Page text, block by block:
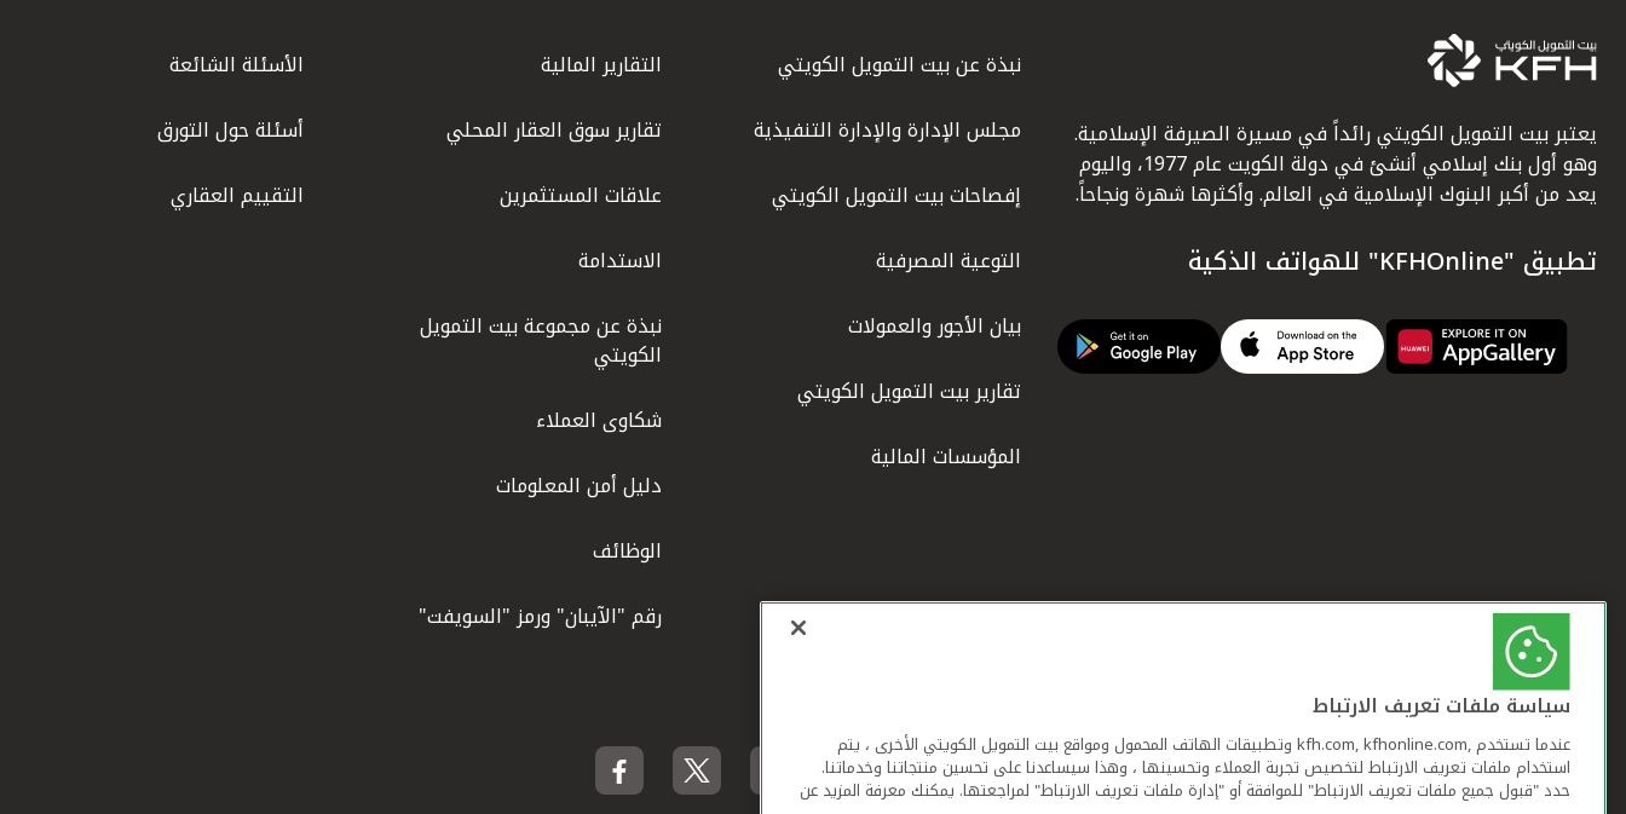
يعتبر بيت التمويل الكويتي رائداً في مسيرة الصيرفة الإسلامية.
وهو أول بنك إسلامي أنشئ في دولة الكويت عام 1977، واليوم
يعد من أكبر البنوك الإسلامية في العالم. وأكثرها شهرة ونجاحاً.
تطبيق "KFHOnline" للهواتف الذكية
نبذة عن بيت التمويل الكويتي
مجلس الإدارة والإدارة التنفيذية
إفصاحات بيت التمويل الكويتي
التوعية المصرفية
بيان الأجور والعمولات
تقارير بيت التمويل الكويتي
المؤسسات المالية
التقارير المالية
تقارير سوق العقار المحلي
علاقات المستثمرين
الاستدامة
نبذة عن مجموعة بيت التمويل
الكويتي
شكاوى العملاء
دليل أمن المعلومات
الوظائف
رقم "الآيبان" ورمز "السويفت"
الأسئلة الشائعة
أسئلة حول التورق
التقييم العقاري
سياسة ملفات تعريف الارتباط
عندما تستخدم ,kfh.com, kfhonline.com وتطبيقات الهاتف المحمول ومواقع بيت التمويل الكويتي الأخرى ، يتم
استخدام ملفات تعريف الارتباط لتخصيص تجربة العملاء وتحسينها ، وهذا سيساعدنا على تحسين منتجاتنا وخدماتنا.
حدد "قبول جميع ملفات تعريف الارتباط" للموافقة أو "إدارة ملفات تعريف الارتباط" لمراجعتها. يمكنك معرفة المزيد عن